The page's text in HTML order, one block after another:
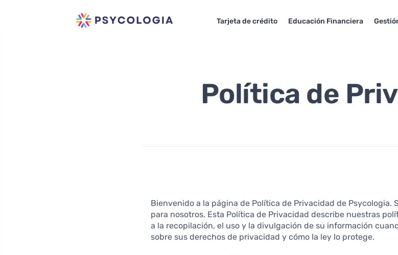
Tarjeta de crédito Educación Financiera
Política de
Bienvenido a la página de Política de Privacidad de Psycologia.
para nosotros. Esta Política de Privacidad describe nuestras
a la recopilación, el uso y la divulgación de su información
sobre sus derechos de privacidad y cómo la ley lo protege.